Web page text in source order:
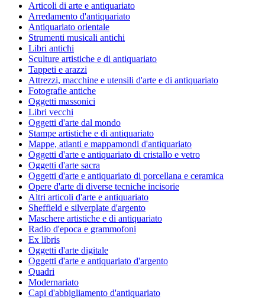
Articoli di arte e antiquariato
Arredamento d'antiquariato
Antiquariato orientale
Strumenti musicali antichi
Libri antichi
Sculture artistiche e di antiquariato
Tappeti e arazzi
Attrezzi, macchine e utensili d'arte e di antiquariato
Fotografie antiche
Oggetti massonici
Libri vecchi
Oggetti d'arte dal mondo
Stampe artistiche e di antiquariato
Mappe, atlanti e mappamondi d'antiquariato
Oggetti d'arte e antiquariato di cristallo e vetro
Oggetti d'arte sacra
Oggetti d'arte e antiquariato di porcellana e ceramica
Opere d'arte di diverse tecniche incisorie
Altri articoli d'arte e antiquariato
Sheffield e silverplate d'argento
Maschere artistiche e di antiquariato
Radio d'epoca e grammofoni
Ex libris
Oggetti d'arte digitale
Oggetti d'arte e antiquariato d'argento
Quadri
Modernariato
Capi d'abbigliamento d'antiquariato